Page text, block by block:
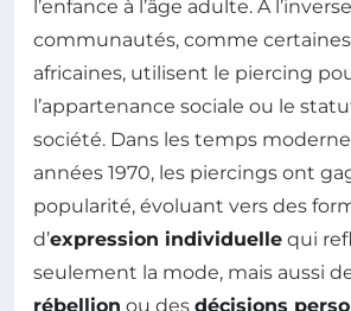
l’enfance à l’âge adulte. À
communautés, comme
africaines, utilisent le piercing
l’appartenance sociale ou le
société. Dans les temps
années 1970, les piercings ont
popularité, évoluant vers des
d’expression individuelle qui
seulement la mode, mais aussi
rébellion ou des décisions